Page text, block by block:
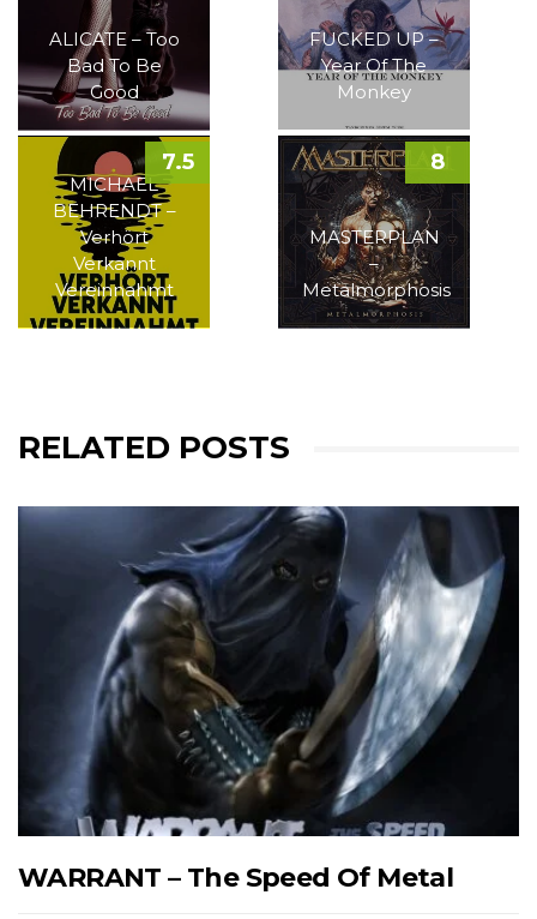
ALICATE – Too
Bad To Be
Good
FUCKED UP –
Year Of The
Monkey
MICHAEL
BEHRENDT –
Verhört
Verkannt
Vereinnahmt
7.5
MASTERPLAN
–
Metalmorphosis
8
RELATED POSTS
WARRANT – The Speed Of Metal